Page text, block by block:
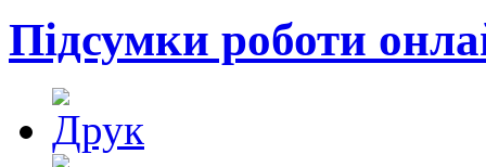
Підсумки роботи